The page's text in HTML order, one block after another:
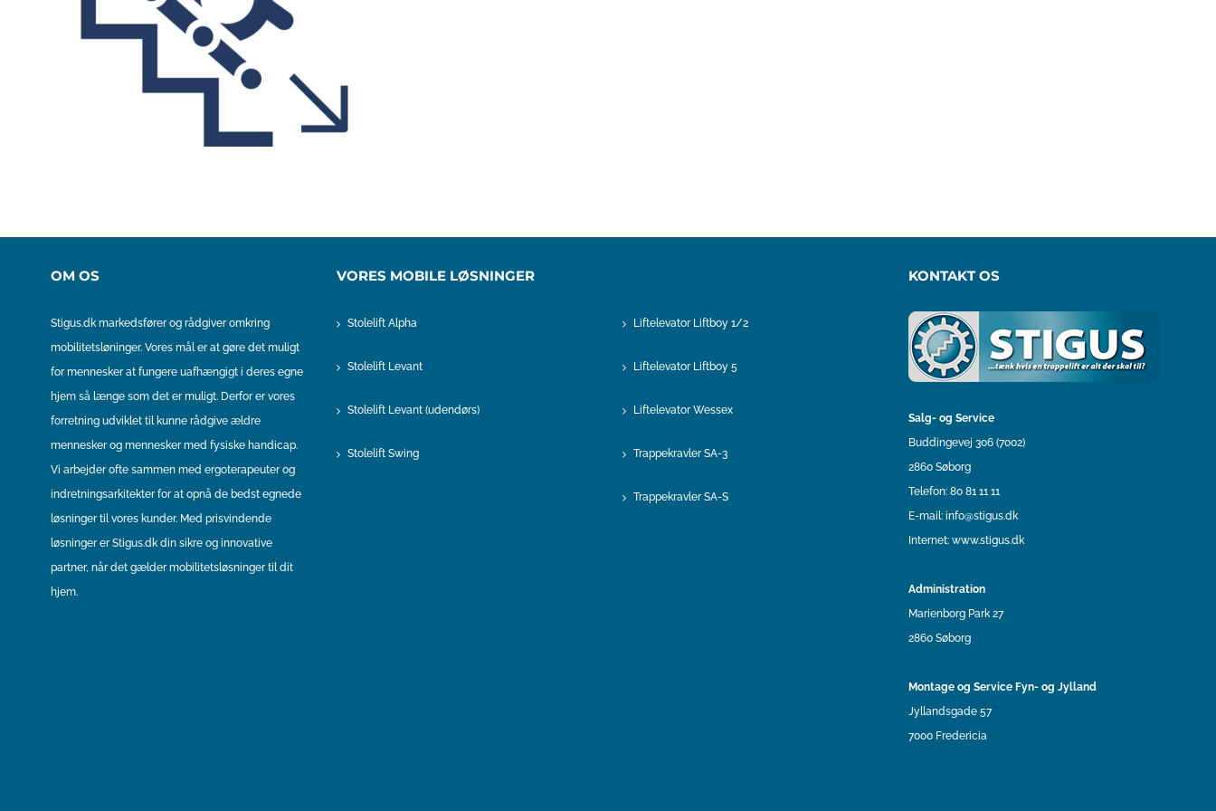
OM OS
Stigus.dk markedsfører og rådgiver omkring
mobilitetsløninger. Vores mål er at gøre det muligt
for mennesker at fungere uafhængigt i deres egne
hjem så længe som det er muligt. Derfor er vores
forretning udviklet til kunne rådgive ældre
mennesker og mennesker med fysiske handicap.
Vi arbejder ofte sammen med ergoterapeuter og
indretningsarkitekter for at opnå de bedst egnede
løsninger til vores kunder. Med prisvindende
løsninger er Stigus.dk din sikre og innovative
partner, når det gælder mobilitetsløsninger til dit
hjem.
VORES MOBILE LØSNINGER
Stolelift Alpha
Stolelift Levant
Stolelift Levant (udendørs)
Stolelift Swing
Liftelevator Liftboy 1/2
Liftelevator Liftboy 5
Liftelevator Wessex
Trappekravler SA-3
Trappekravler SA-S
KONTAKT OS
Salg- og Service
Buddingevej 306 (7002)
2860 Søborg
Telefon:80 81 11 11
E-mail:info@stigus.dk
Internet:www.stigus.dk
Administration
Marienborg Park 27
2860 Søborg
Montage og Service Fyn- og Jylland
Jyllandsgade 57
7000 Fredericia